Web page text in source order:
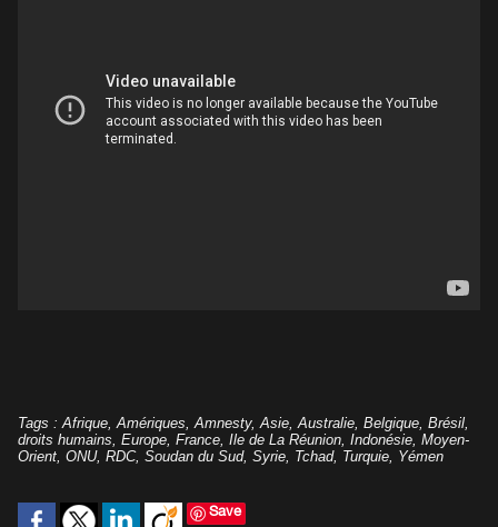
Tags :Afrique,Amériques,Amnesty,Asie,Australie, Belgique, Brésil,
droits humains, Europe, France, Ile de La Réunion, Indonésie, Moyen-
Orient, ONU, RDC, Soudan du Sud, Syrie, Tchad, Turquie, Yémen
Save